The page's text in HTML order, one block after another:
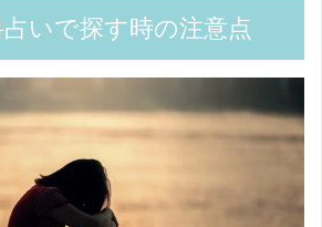
いで探す時の注意点